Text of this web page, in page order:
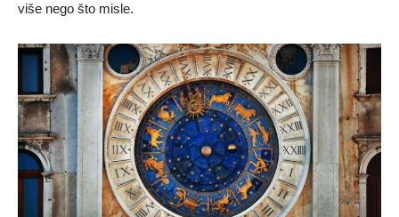
više nego što misle.